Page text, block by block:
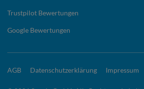
Trustpilot Bewertungen
Google Bewertungen
AGB Datenschutzerklärung Impressum